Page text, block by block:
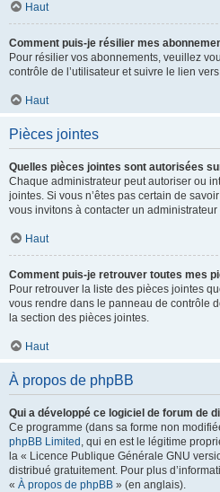
Haut
Comment puis-je résilier mes
Pour résilier vos abonnements, veuillez
contrôle de l’utilisateur et suivre le lien
Haut
Pièces jointes
Quelles pièces jointes sont autorisées
Chaque administrateur peut autoriser ou
jointes. Si vous n’êtes pas certain de
vous invitons à contacter un administrateur
Haut
Comment puis-je retrouver toutes mes
Pour retrouver la liste des pièces jointes
vous rendre dans le panneau de contrôle
la section des pièces jointes.
Haut
À propos de phpBB
Qui a développé ce logiciel de forum de
Ce programme (dans sa forme non
phpBB Limited , qui en est le légitime
la « Licence Publique Générale GNU
distribué gratuitement. Pour plus
« À propos de phpBB » (en anglais).